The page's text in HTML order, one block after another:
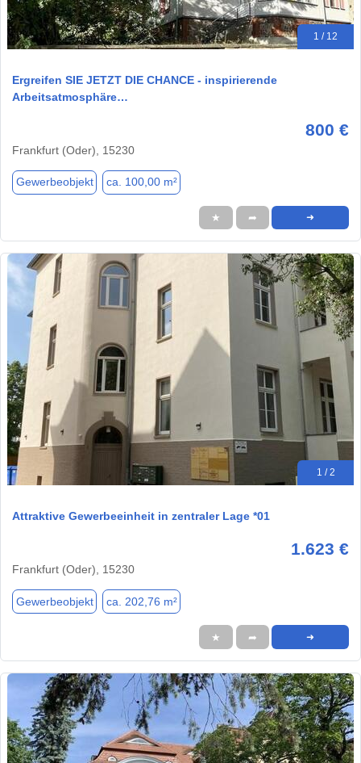
1 / 12
Ergreifen SIE JETZT DIE CHANCE - inspirierende
Arbeitsatmosphäre…
800 €
Frankfurt (Oder), 15230
Gewerbeobjekt ca. 100,00 m²
★ ➦ ➜
1 / 2
Attraktive Gewerbeeinheit in zentraler Lage *01
1.623 €
Frankfurt (Oder), 15230
Gewerbeobjekt ca. 202,76 m²
★ ➦ ➜